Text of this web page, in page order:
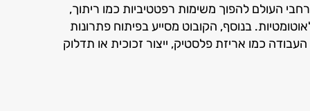
העולם להפוך משימות רפטטיביות כמו ריתוך,
בנוסף, הקובוט מסייע בפיתוח פתרונות
העבודה כמו אריזת פלסטיק, ייצור זכוכית או תדלוק